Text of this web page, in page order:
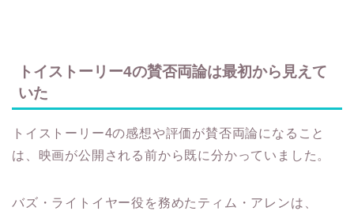
トイストーリー4の賛否両論は最初から見えて
いた
トイストーリー4の感想や評価が賛否両論になること
は、映画が公開される前から既に分かっていました。
バズ・ライトイヤー役を務めたティム・アレンは、